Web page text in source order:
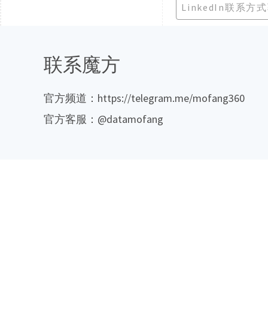
LinkedIn联系方
联系魔方
官方频道：https://telegram.me/mofang360
官方客服：@datamofang